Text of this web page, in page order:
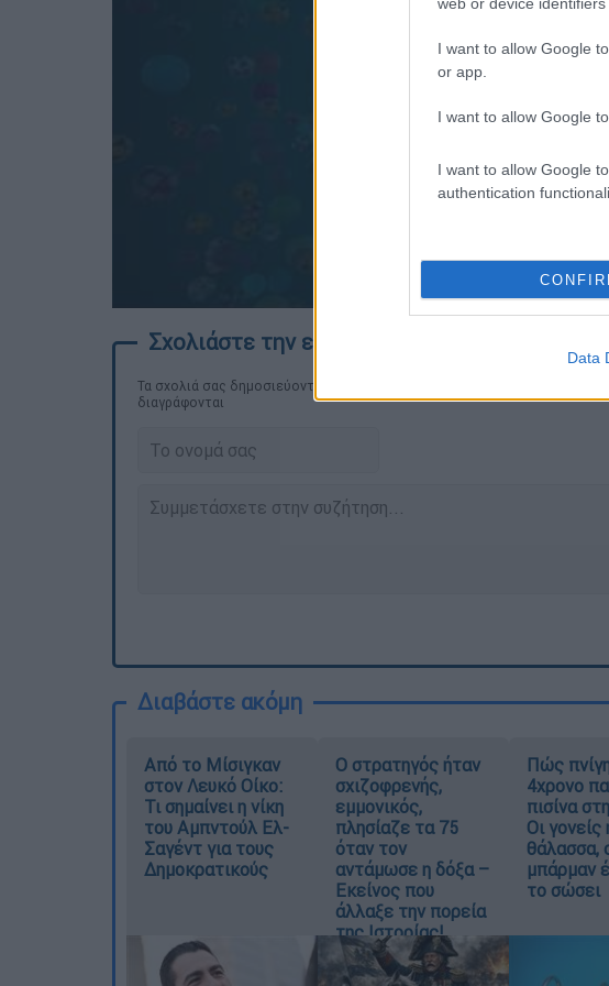
I want to allow Google
or app.
I want to allow Google
I want to allow Google
authentication
Data
Τα σχολιά σας δημοσιεύονται άμεσα με δική σας ευθύνη. Το ΕΘΝΟΣ θα
διαγράφονται
Διαβάστε ακόμη
Από το Μίσιγκαν
στον Λευκό Οίκο:
Τι σημαίνει η νίκη
του Αμπντούλ Ελ-
Σαγέντ για τους
Δημοκρατικούς
O στρατηγός ήταν
σχιζοφρενής,
εμμονικός,
πλησίαζε τα 75
όταν τον
αντάμωσε η δόξα –
Εκείνος που
άλλαξε την πορεία
της Ιστορίας!
Πώς
4χρονο
πισίνα
Οι
θάλασσα,
μπάρμαν
το σώσει